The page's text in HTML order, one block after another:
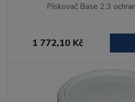
Pískovač Base 2,3
1 772,10 Kč